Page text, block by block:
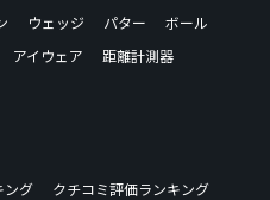
ウェッジ パター
ボール
アイウェア
距離計測器
ング
クチコミ評価ランキング